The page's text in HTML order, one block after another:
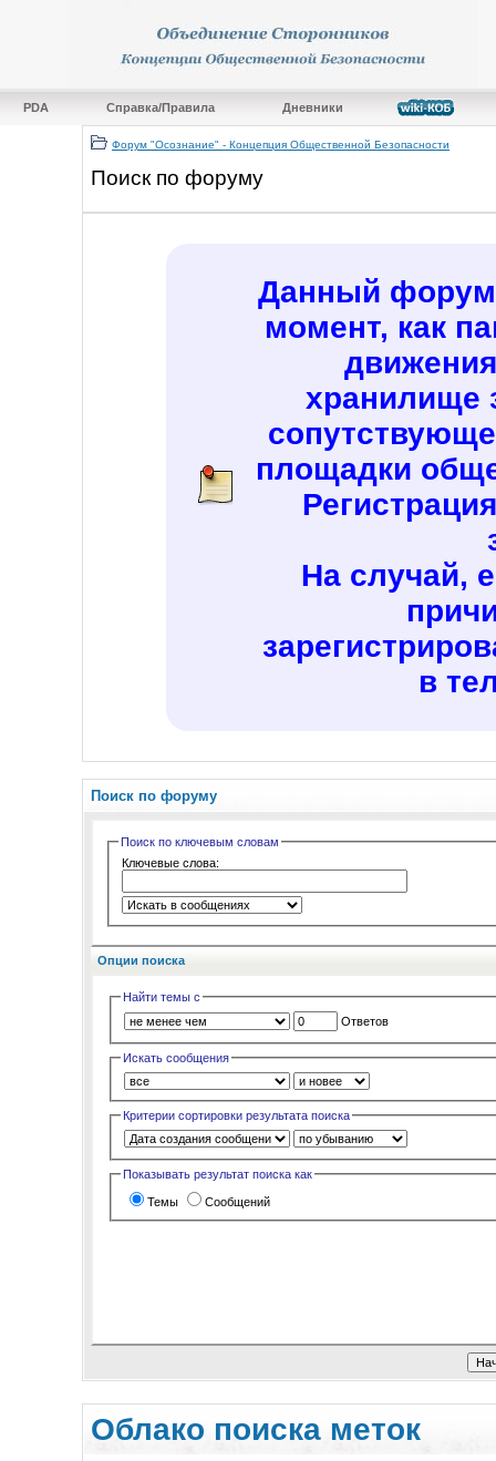
PDA Справка/Правила Дневники
Форум "Осознание" - Концепция Общественной Безопасности
Поиск по форуму
Данный форум
момент, как
хранилище
площадки
На случай,
в
Поиск по форуму
Поиск по ключевым словам
Ключевые слова:
Опции поиска
Найти темы с
Ответов
Искать сообщения
Критерии сортировки результата поиска
Показывать результат поиска как
Темы Сообщений
Облако поиска меток